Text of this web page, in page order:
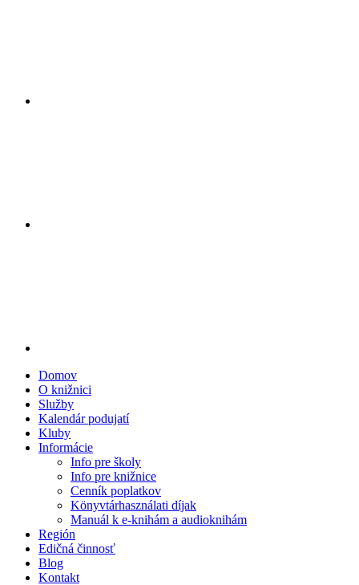
Domov
O knižnici
Služby
Kalendár podujatí
Kluby
Informácie
Info pre školy
Info pre knižnice
Cenník poplatkov
Könyvtárhasználati díjak
Manuál k e-knihám a audioknihám
Región
Edičná činnosť
Blog
Kontakt